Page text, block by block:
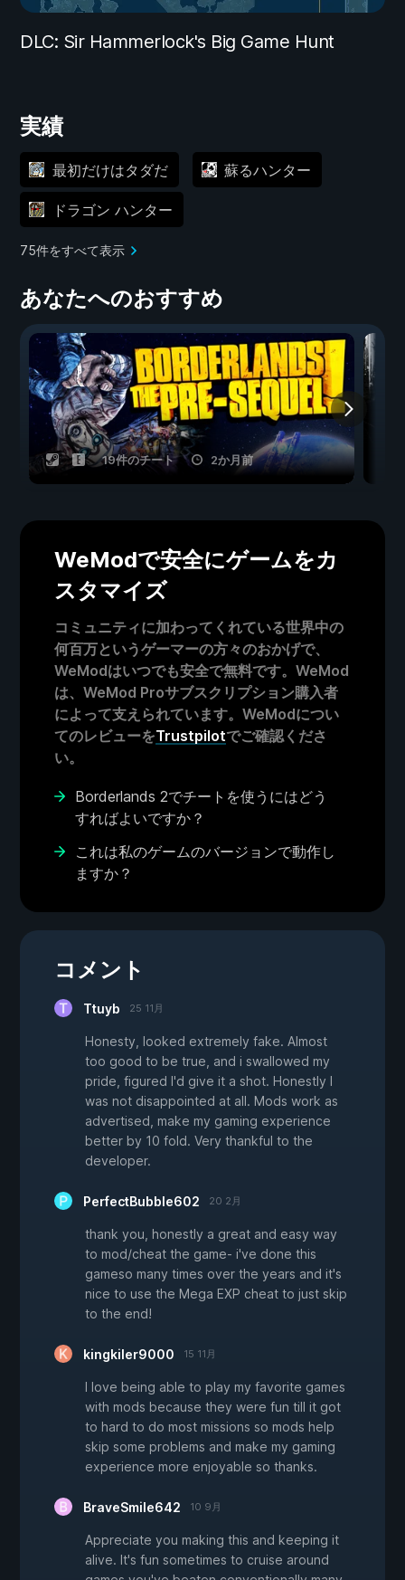
DLC: Sir Hammerlock's Big Game Hunt
実績
最初だけはタダだ 蘇るハンター
ドラゴン ハンター
75件をすべて表示
あなたへのおすすめ
19件のチート 2か月前
WeModで安全にゲームをカ
スタマイズ
コミュニティに加わってくれている世界中の
何百万というゲーマーの方々のおかげで、
WeModはいつでも安全で無料です。WeMod
は、WeMod Proサブスクリプション購入者
によって支えられています。WeModについ
てのレビューをTrustpilotでご確認くださ
い。
Borderlands 2でチートを使うにはどう
すればよいですか？
これは私のゲームのバージョンで動作し
ますか？
コメント
Ttuyb 25 11月
Honesty, looked extremely fake. Almost
too good to be true, and i swallowed my
pride, figured I'd give it a shot. Honestly I
was not disappointed at all. Mods work as
advertised, make my gaming experience
better by 10 fold. Very thankful to the
developer.
PerfectBubble602 20 2月
thank you, honestly a great and easy way
to mod/cheat the game- i've done this
gameso many times over the years and it's
nice to use the Mega EXP cheat to just skip
to the end!
kingkiler9000 15 11月
I love being able to play my favorite games
with mods because they were fun till it got
to hard to do most missions so mods help
skip some problems and make my gaming
experience more enjoyable so thanks.
BraveSmile642 10 9月
Appreciate you making this and keeping it
alive. It's fun sometimes to cruise around